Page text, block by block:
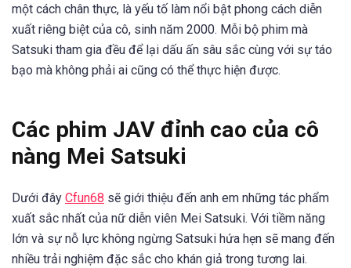
một cách chân thực, là yếu tố làm nổi bật phong cách diễn
xuất riêng biệt của cô, sinh năm 2000. Mỗi bộ phim mà
Satsuki tham gia đều để lại dấu ấn sâu sắc cùng với sự táo
bạo mà không phải ai cũng có thể thực hiện được.
Các phim JAV đỉnh cao của cô
nàng Mei Satsuki
Dưới đây Cfun68 sẽ giới thiệu đến anh em những tác phẩm
xuất sắc nhất của nữ diễn viên Mei Satsuki. Với tiềm năng
lớn và sự nỗ lực không ngừng Satsuki hứa hẹn sẽ mang đến
nhiều trải nghiệm đặc sắc cho khán giả trong tương lai.